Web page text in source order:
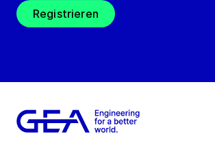
Registrieren